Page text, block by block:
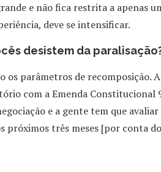
e não fica restrita a apenas
deve se intensificar.
desistem da
parâmetros de recomposição.
com a Emenda Constitucional
e a gente tem que
próximos três meses [por conta